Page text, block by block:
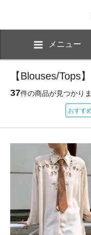
メニュー
【Blouses/Tops
37件の商品が見つかり
おすす